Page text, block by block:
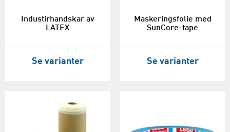
Industirhandskar av
LATEX
Se varianter
Maskeringsfolie med
SunCore-tape
Se varianter